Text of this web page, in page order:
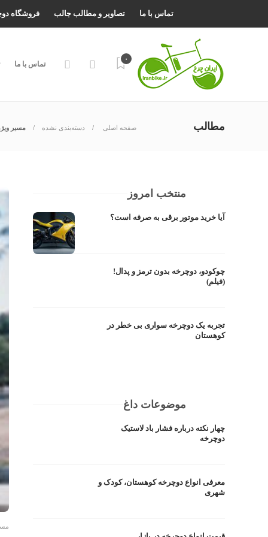
فروشگاه تصاویر و مطالب جالب تماس با ما
تماس با ما
۰
مطالب صفحه اصلی دسته‌بندی نشده مسیر
منتخب امروز
آیا خرید موتور برقی به صرفه است؟
چوکودو، دوچرخه بدون ترمز و پدال!
(فیلم)
تجربه یک دوچرخه سواری بی خطر در
کوهستان
موضوعات داغ
چهار نکته درباره فشار باد لاستیک
دوچرخه
معرفی انواع دوچرخه کوهستان، کودک و
شهری